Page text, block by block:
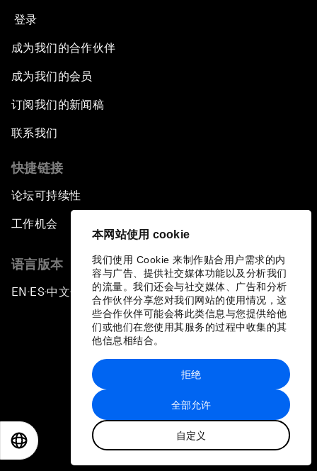
本网站使用 cookie
我们使用 Cookie 来制作贴合用户需求的内
容与广告、提供社交媒体功能以及分析我们
的流量。我们还会与社交媒体、广告和分析
合作伙伴分享您对我们网站的使用情况，这
些合作伙伴可能会将此类信息与您提供给他
们或他们在您使用其服务的过程中收集的其
他信息相结合。
全部允许
自定义
拒绝
登录
成为我们的合作伙伴
成为我们的会员
订阅我们的新闻稿
联系我们
快捷链接
论坛可持续性
工作机会
语言版本
EN ▪ES▪中文▪ 日本語
站点地图
世界经济论坛